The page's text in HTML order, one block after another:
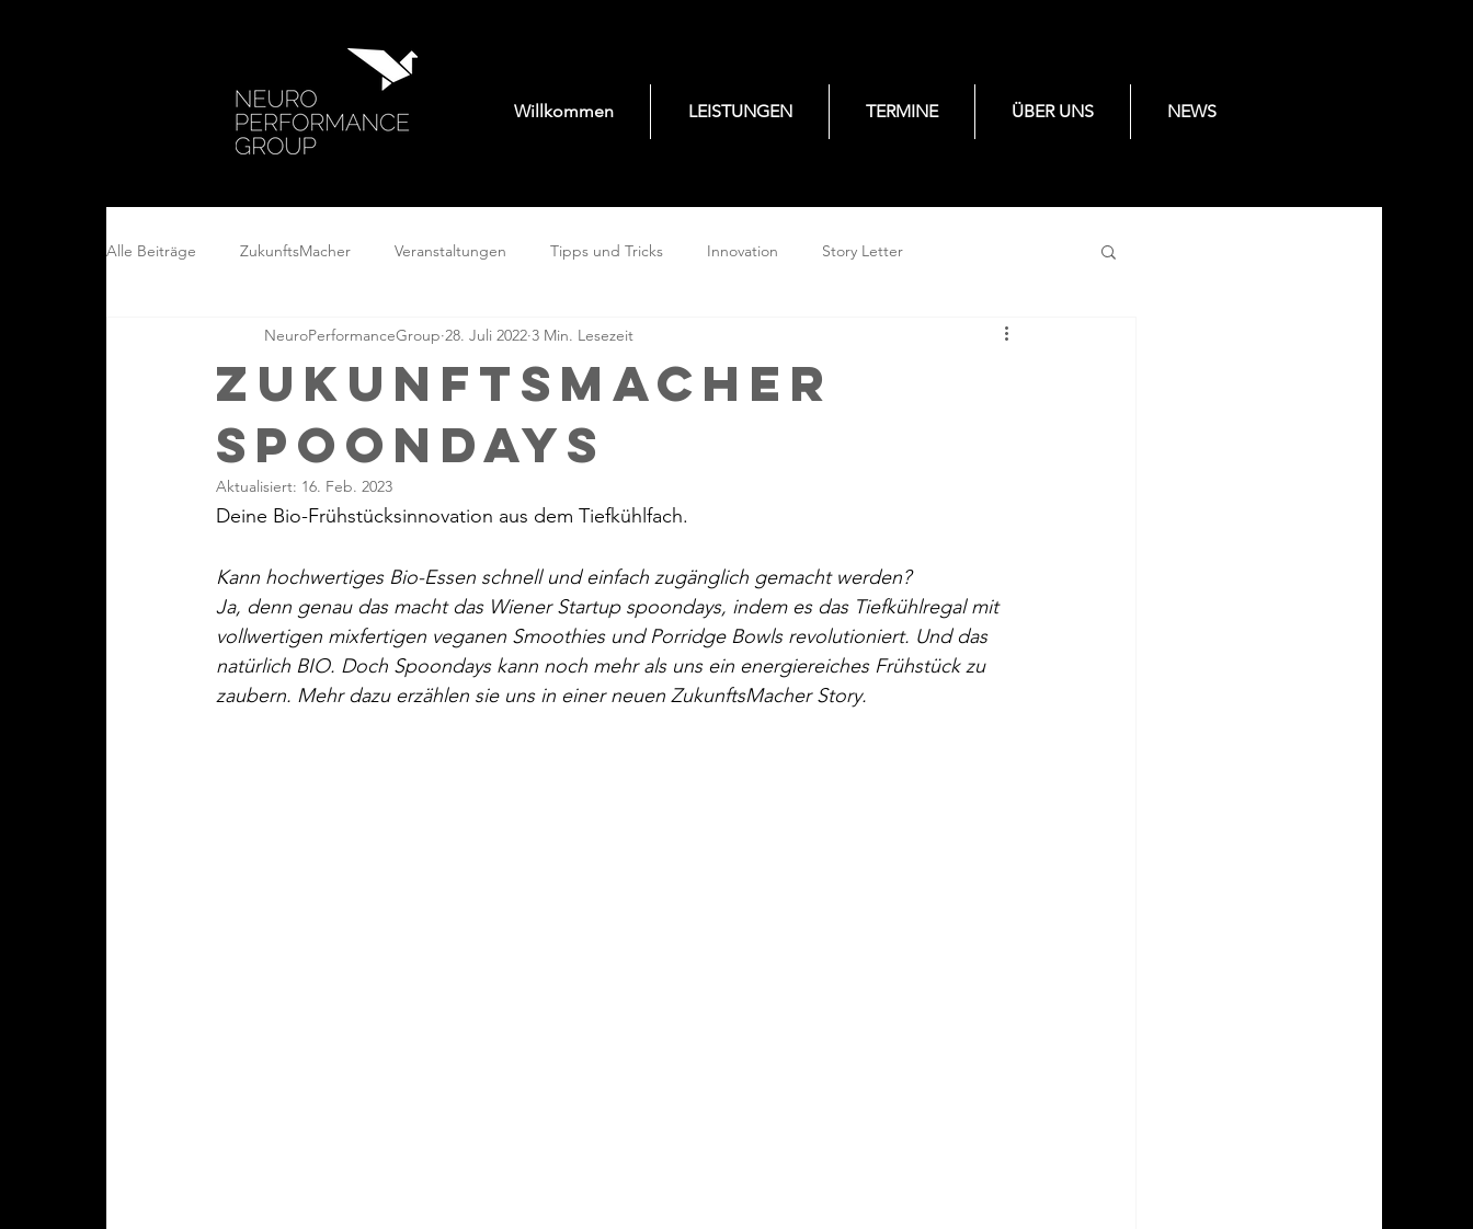
Willkommen LEISTUNGEN TERMINE ÜBER UNS NEWS
Alle Beiträge ZukunftsMacher Veranstaltungen Tipps und Tricks Innovation Story Letter
ZukunftsMacher
Spoondays
NeuroPerformanceGroup 28. Juli 2022 3 Min. Lesezeit
Aktualisiert: 16. Feb. 2023
Deine Bio-Frühstücksinnovation aus dem Tiefkühlfach.
Kann hochwertiges Bio-Essen schnell und einfach zugänglich gemacht werden?
Ja, denn genau das macht das Wiener Startup spoondays, indem es das Tiefkühlregal mit
vollwertigen mixfertigen veganen Smoothies und Porridge Bowls revolutioniert. Und das
natürlich BIO. Doch Spoondays kann noch mehr als uns ein energiereiches Frühstück zu
zaubern. Mehr dazu erzählen sie uns in einer neuen ZukunftsMacher Story.